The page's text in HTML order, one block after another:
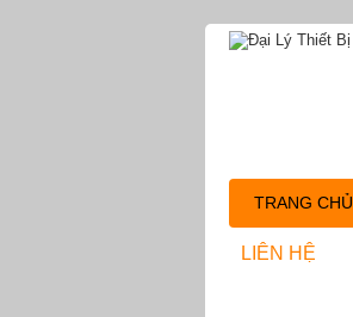
LIÊN HỆ
TRANG CHỦ